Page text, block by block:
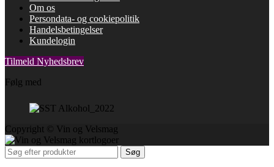
Om os
Persondata- og cookiepolitik
Handelsbetingelser
Kundelogin
Tilmeld Nyhedsbrev
Følg med
Copyright © Vin og Velsmag
Søg